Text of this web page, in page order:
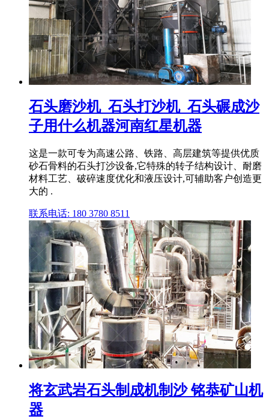
石头磨沙机_石头打沙机_石头碾成沙
子用什么机器河南红星机器
这是一款可专为高速公路、铁路、高层建筑等提供优质
砂石骨料的石头打沙设备,它特殊的转子结构设计、耐磨
材料工艺、破碎速度优化和液压设计,可辅助客户创造更
大的 .
联系电话: 180 3780 8511
将玄武岩石头制成机制沙 铭恭矿山机
器